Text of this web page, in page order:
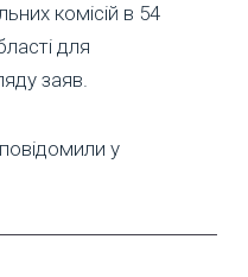
комісій в 54
для
заяв.
у